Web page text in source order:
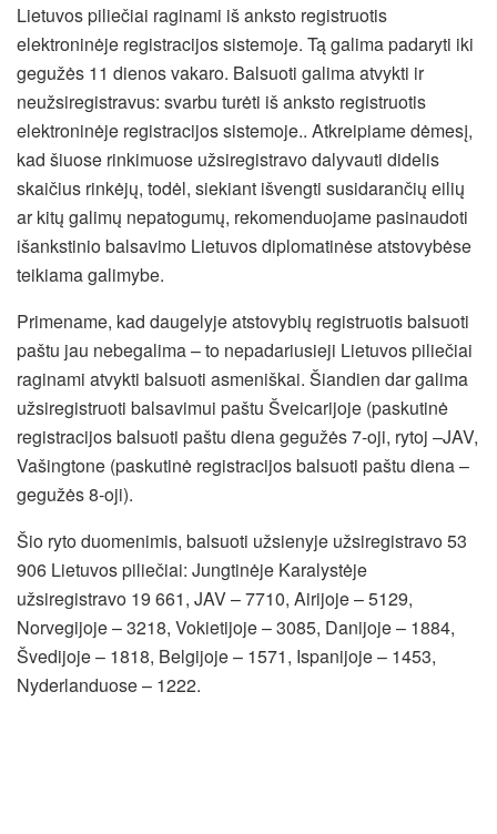
Lietuvos piliečiai raginami iš anksto registruotis
elektroninėje registracijos sistemoje. Tą galima padaryti iki
gegužės 11 dienos vakaro. Balsuoti galima atvykti ir
neužsiregistravus: svarbu turėti iš anksto registruotis
elektroninėje registracijos sistemoje.. Atkreipiame dėmesį,
kad šiuose rinkimuose užsiregistravo dalyvauti didelis
skaičius rinkėjų, todėl, siekiant išvengti susidarančių eilių
ar kitų galimų nepatogumų, rekomenduojame pasinaudoti
išankstinio balsavimo Lietuvos diplomatinėse atstovybėse
teikiama galimybe.
Primename, kad daugelyje atstovybių registruotis balsuoti
paštu jau nebegalima – to nepadariusieji Lietuvos piliečiai
raginami atvykti balsuoti asmeniškai. Šiandien dar galima
užsiregistruoti balsavimui paštu Šveicarijoje (paskutinė
registracijos balsuoti paštu diena gegužės 7-oji, rytoj –JAV,
Vašingtone (paskutinė registracijos balsuoti paštu diena –
gegužės 8-oji).
Šio ryto duomenimis, balsuoti užsienyje užsiregistravo 53
906 Lietuvos piliečiai: Jungtinėje Karalystėje
užsiregistravo 19 661, JAV – 7710, Airijoje – 5129,
Norvegijoje – 3218, Vokietijoje – 3085, Danijoje – 1884,
Švedijoje – 1818, Belgijoje – 1571, Ispanijoje – 1453,
Nyderlanduose – 1222.